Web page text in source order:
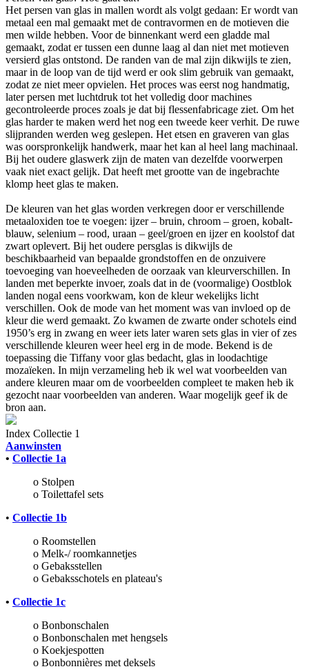
Het persen van glas in mallen wordt als volgt gedaan: Er wordt van
metaal een mal gemaakt met de contravormen en de motieven die
men wilde hebben. Voor de binnenkant werd een gladde mal
gemaakt, zodat er tussen een dunne laag al dan niet met motieven
versierd glas ontstond. De randen van de mal zijn dikwijls te zien,
maar in de loop van de tijd werd er ook slim gebruik van gemaakt,
zodat ze niet meer opvielen. Het proces was eerst nog handmatig,
later persen met luchtdruk tot het volledig door machines
gecontroleerde proces zoals je dat bij flessenfabricage ziet. Om het
glas harder te maken werd het nog een tweede keer verhit. De ruwe
slijpranden werden weg geslepen. Het etsen en graveren van glas
was oorspronkelijk handwerk, maar het kan al heel lang machinaal.
Bij het oudere glaswerk zijn de maten van dezelfde voorwerpen
vaak niet exact gelijk. Dat heeft met grootte van de ingebrachte
klomp heet glas te maken.
De kleuren van het glas worden verkregen door er verschillende
metaaloxiden toe te voegen: ijzer – bruin, chroom – groen, kobalt-
blauw, selenium – rood, uraan – geel/groen en ijzer en koolstof dat
zwart oplevert. Bij het oudere persglas is dikwijls de
beschikbaarheid van bepaalde grondstoffen en de onzuivere
toevoeging van hoeveelheden de oorzaak van kleurverschillen. In
landen met beperkte invoer, zoals dat in de (voormalige) Oostblok
landen nogal eens voorkwam, kon de kleur wekelijks licht
verschillen. Ook de mode van het moment was van invloed op de
kleur die werd gemaakt. Zo kwamen de zwarte onder schotels eind
1950’s erg in zwang en weer iets later waren sets glas in vier of zes
verschillende kleuren weer heel erg in de mode. Bekend is de
toepassing die Tiffany voor glas bedacht, glas in loodachtige
mozaïeken. In mijn verzameling heb ik wel wat voorbeelden van
andere kleuren maar om de voorbeelden compleet te maken heb ik
gezocht naar voorbeelden van anderen. Waar mogelijk geef ik de
bron aan.
Index Collectie 1
Aanwinsten
• Collectie 1a
o Stolpen
o Toilettafel sets
• Collectie 1b
o Roomstellen
o Melk-/ roomkannetjes
o Gebaksstellen
o Gebaksschotels en plateau's
• Collectie 1c
o Bonbonschalen
o Bonbonschalen met hengsels
o Koekjespotten
o Bonbonnières met deksels